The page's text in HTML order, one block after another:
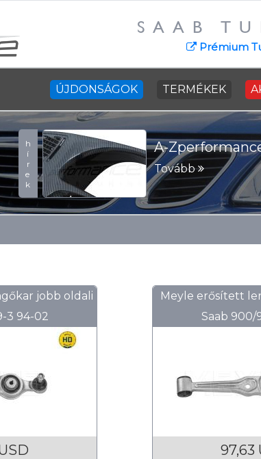
SAAB
Prémium
ÚJDONSÁGOK TERMÉKEK
hírek A-
Tovább
jobb oldali
3 94-02
Meyle erősített
Saab 900/
97,63